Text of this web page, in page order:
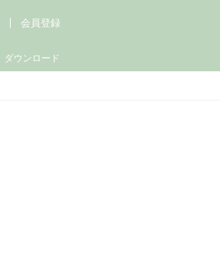
ダウンロード
会員登録